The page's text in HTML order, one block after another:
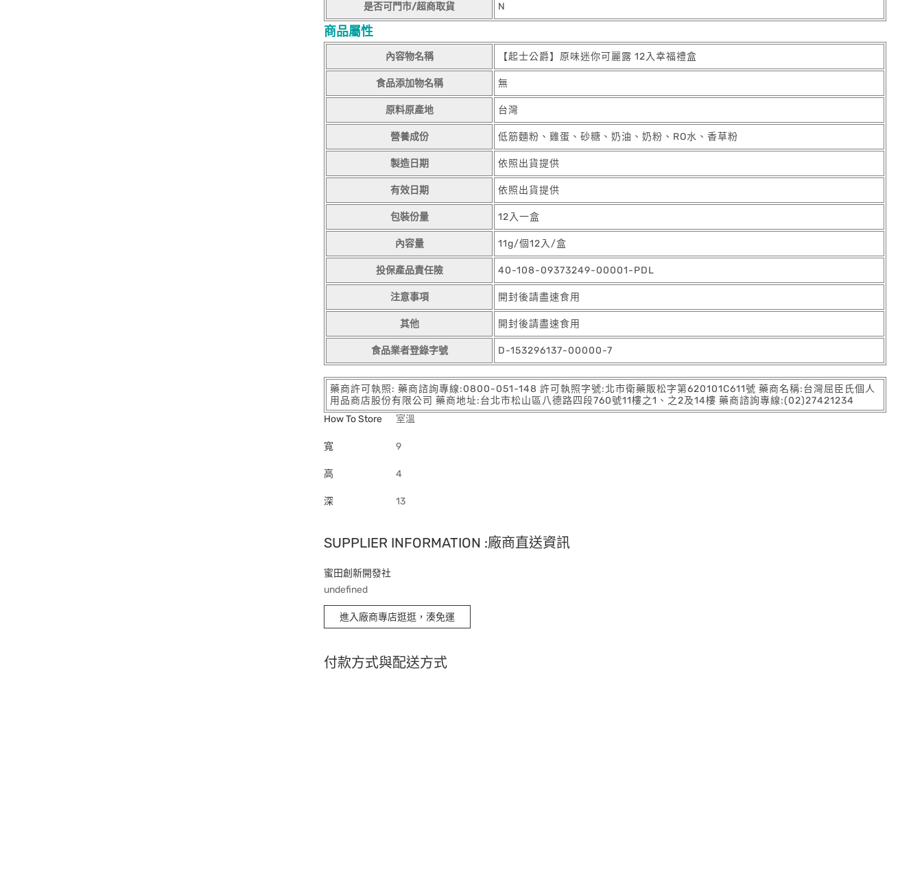
是否可門市/超商取貨 N
商品屬性
內容物名稱 【起士公爵】原味迷你可麗露 12入幸福禮盒
食品添加物名稱 無
原料原產地 台灣
營養成份 低筋麵粉、雞蛋、砂糖、奶油、奶粉、RO水、香草粉
製造日期 依照出貨提供
有效日期 依照出貨提供
包裝份量 12入一盒
內容量 11g/個12入/盒
投保產品責任險 40-108-09373249-00001-PDL
注意事項 開封後請盡速食用
其他 開封後請盡速食用
食品業者登錄字號 D-153296137-00000-7
藥商許可執照: 藥商諮詢專線:0800-051-148 許可執照字號:北市衛藥販松字第620101C611號 藥商名稱:台灣屈臣氏個人
用品商店股份有限公司 藥商地址:台北市松山區八德路四段760號11樓之1、之2及14樓 藥商諮詢專線:(02)27421234
How To Store
室溫
寬 9
高 4
深 13
SUPPLIER INFORMATION :廠商直送資訊
蜜田創新開發社
undefined
進入廠商專店逛逛，湊免運
付款方式與配送方式